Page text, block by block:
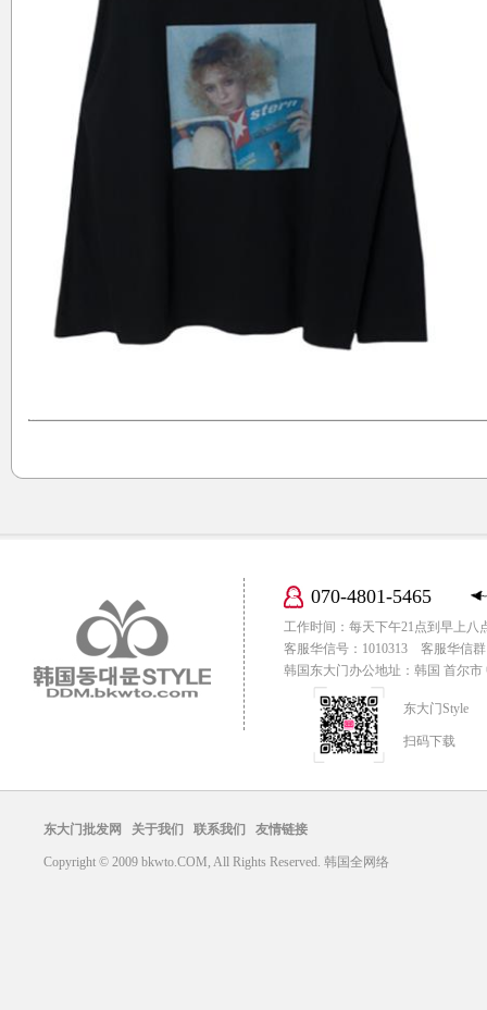
070-4801-5465
工作时间：每天下午21点到早上八
客服华信号：1010313 客服华信
韩国东大门办公地址：韩国 首尔
东大门Style
扫码下载
东大门批发网 关于我们 联系我们 友情链接
Copyright © 2009 bkwto.COM, All Rights Reserved. 韩国全网络